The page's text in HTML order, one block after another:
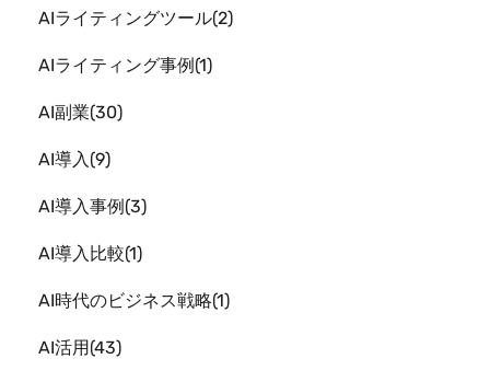
AIライティングツール 2
AIライティング事例 1
AI副業 30
AI導入 9
AI導入事例 3
AI導入比較 1
AI時代のビジネス戦略 1
AI活用 43